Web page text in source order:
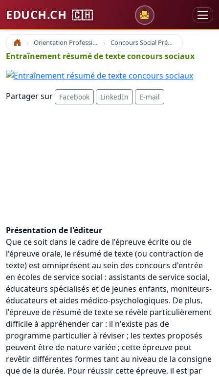
EDUCH.CH 🇨🇭
Accueil Orientation Professionnelle Concours Social Prépa Formation
Entraînement résumé de texte concours sociaux
Partager sur Facebook LinkedIn E-mail
Présentation de l'éditeur
Que ce soit dans le cadre de l'épreuve écrite ou de
l'épreuve orale, le résumé de texte (ou contraction de
texte) est omniprésent au sein des concours d'entrée
en écoles de service social : assistants de service social,
éducateurs spécialisés et de jeunes enfants, moniteurs-
éducateurs et aides médico-psychologiques. De plus,
l'épreuve de résumé de texte se révèle particulièrement
difficile à appréhender car : il n'existe pas de
programme particulier à réviser ; les textes proposés
peuvent être de nature variée ; cette épreuve peut
revêtir différentes formes tant au niveau de la consigne
que de la durée. Pour réussir cette épreuve, il est par